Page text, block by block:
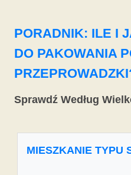
PORADNIK: ILE I
DO PAKOWANIA
Sprawdź Według
MIESZKANIE TYPU